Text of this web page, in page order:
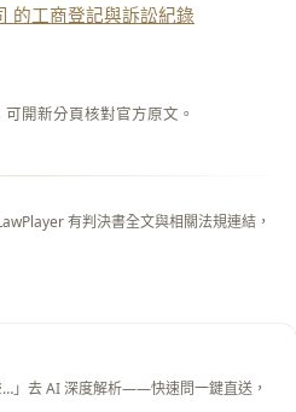
的工商登記與訴訟紀錄
開新分頁核對官方原文。
有判決書全文與相關法規連結，
」去 AI 深度解析——快速問一鍵直送，